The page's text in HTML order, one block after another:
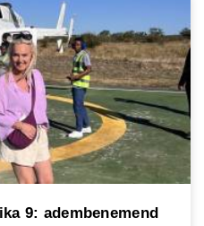
9: adembenemend